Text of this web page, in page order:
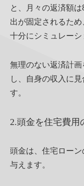
と、月々の返済額
出が固定されるため
十分にシミュレーシ
無理のない返済計
し、自身の収入に
す。
2.頭金を住宅費用
頭金は、住宅ロー
与えます。